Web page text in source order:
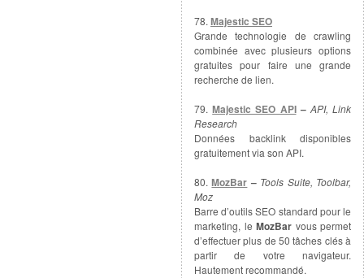
78.Majestic SEO
Grande technologie de crawling
combinée avec plusieurs options
gratuites pour faire une grande
recherche de lien.
79.Majestic SEO API–API, Link
Research
Données backlink disponibles
gratuitement via son API.
80.MozBar – Tools Suite, Toolbar,
Moz
Barre d’outils SEO standard pour le
marketing, le MozBar vous permet
d’effectuer plus de 50 tâches clés à
partir de votre navigateur.
Hautement recommandé.